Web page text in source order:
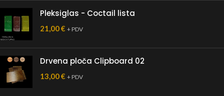
Pleksiglas - Coctail lista
21,00€ + PDV
Drvena ploča Clipboard 02
13,00€ + PDV